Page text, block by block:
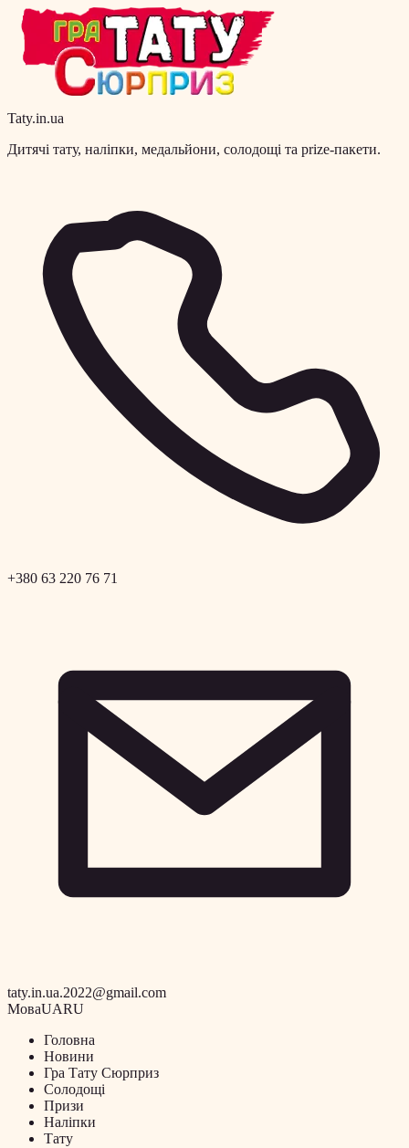
Taty.in.ua
Дитячі тату, наліпки, медальйони, солодощі та prize-пакети.
+380 63 220 76 71
taty.in.ua.2022@gmail.com
МоваUARU
Головна
Новини
Гра Тату Сюрприз
Солодощі
Призи
Наліпки
Тату